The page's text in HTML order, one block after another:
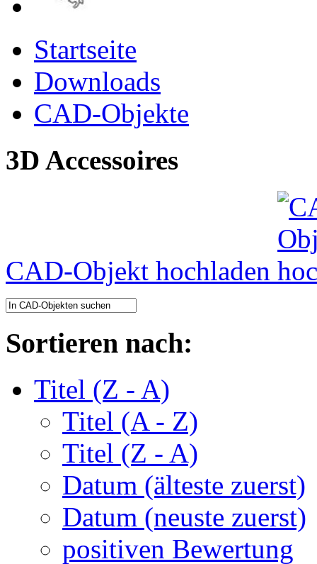
Startseite
Downloads
CAD-Objekte
3D Accessoires
CAD-Objekt hochladen
Sortieren nach:
Titel (Z - A)
Titel (A - Z)
Titel (Z - A)
Datum (älteste zuerst)
Datum (neuste zuerst)
positiven Bewertung